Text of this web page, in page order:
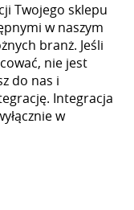
Twojego sklepu
w naszym
branż. Jeśli
nie jest
do nas i
Integracja
w